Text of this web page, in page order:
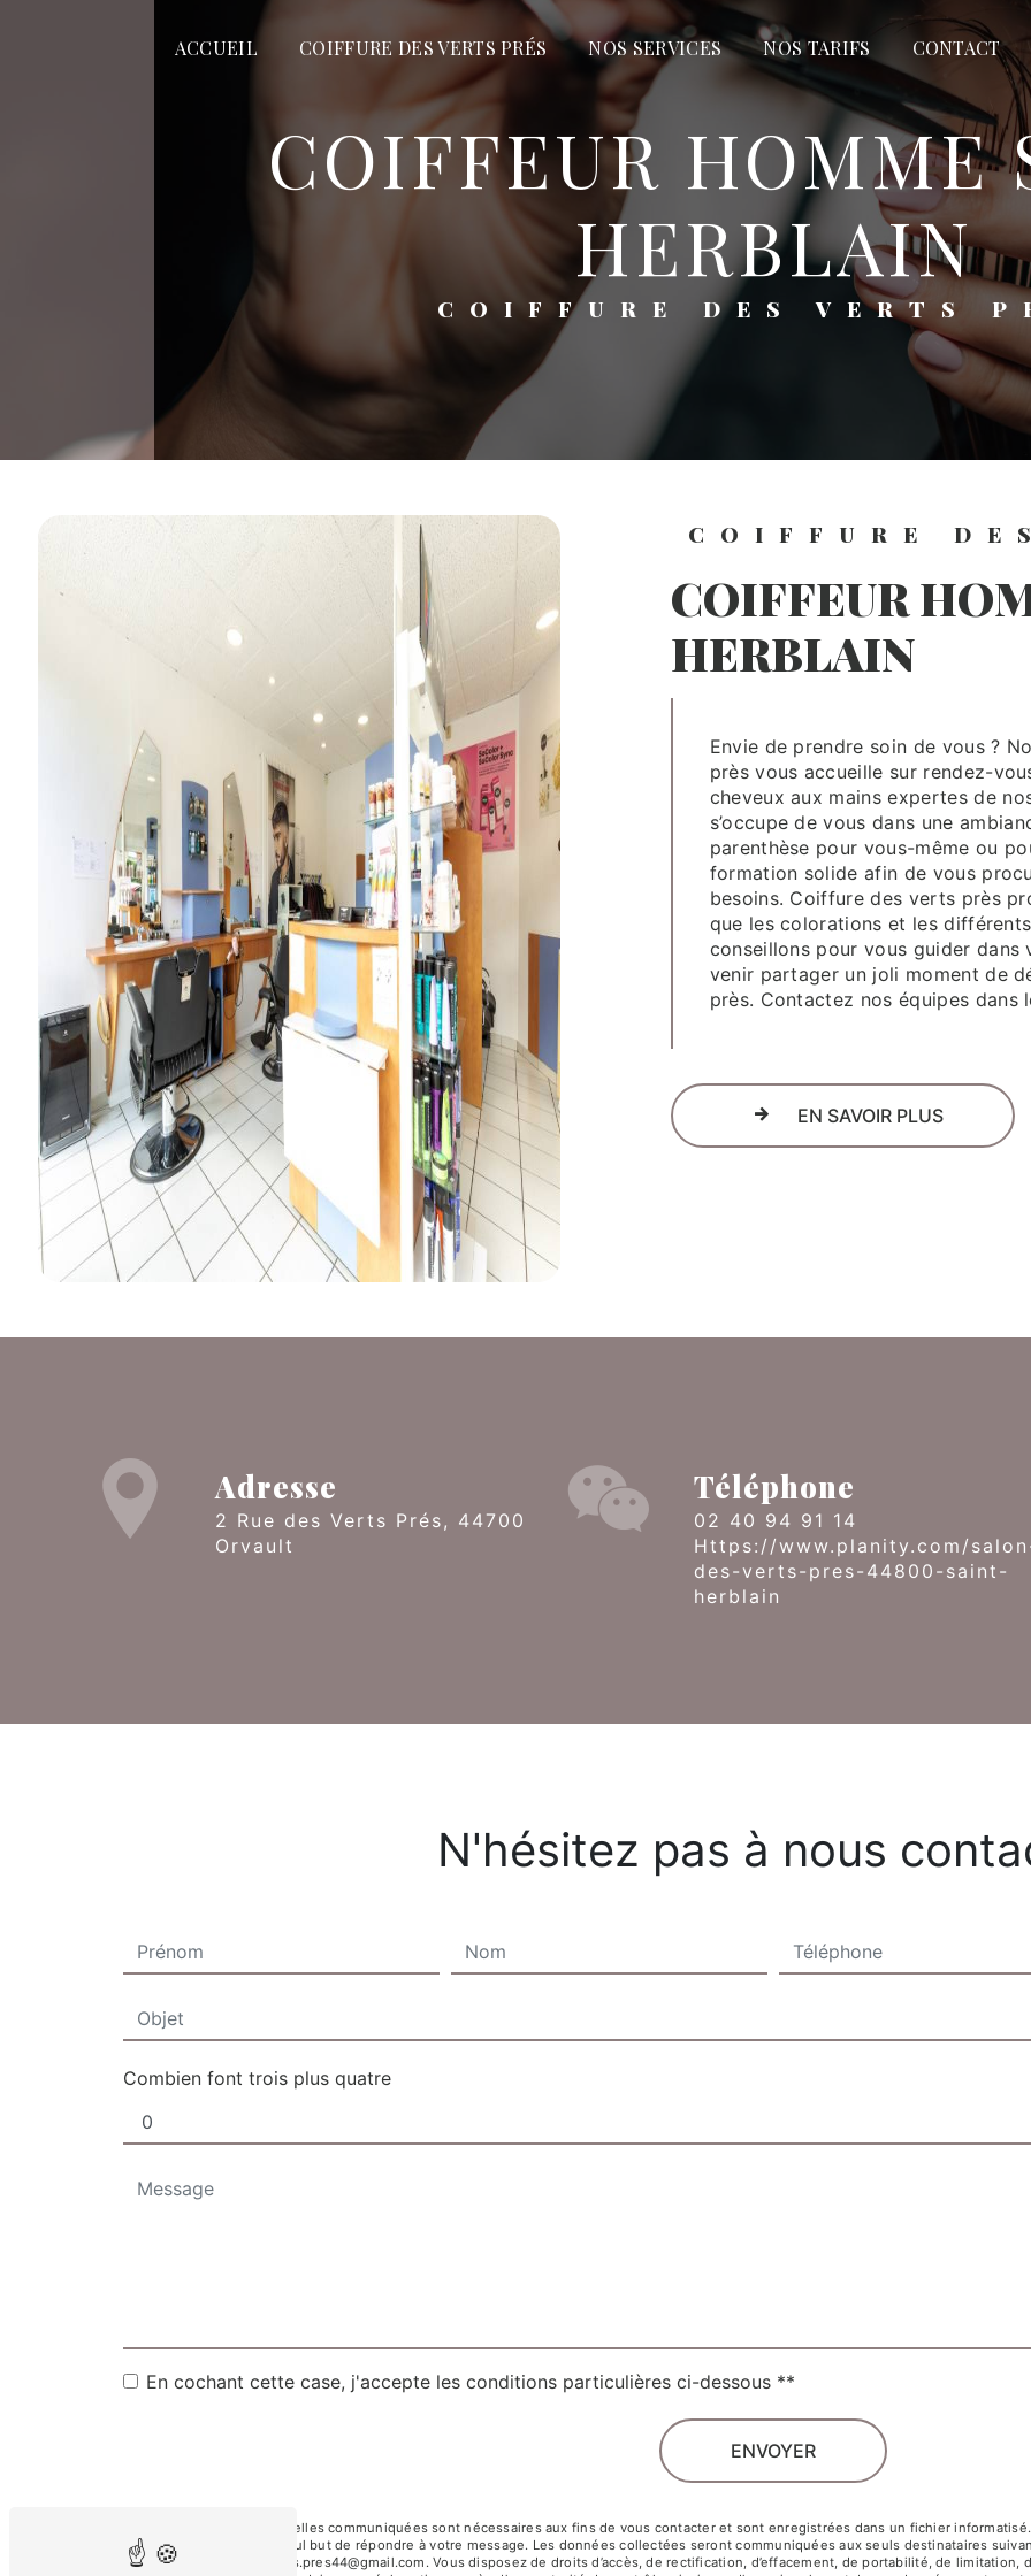
ACCUEIL COIFFURE DES VERTS PRÉS NOS SERVICES NOS TARIFS CONTACT
COIFFEUR HOMME SAINT-
HERBLAIN
COIFFURE DES VERTS
COIFFURE
COIFFEUR HOMME À SAINT-
HERBLAIN
Envie de prendre soin de vous ? Notre salon de coiffeur homme, Coiffure des verts
près vous accueille sur rendez-
cheveux aux mains expertes de
s’occupe de vous dans une
parenthèse pour vous-même ou
formation solide afin de vous
besoins. Coiffure des verts près
que les colorations et les
conseillons pour vous guider
venir partager un joli moment de
près. Contactez nos équipes dans
EN SAVOIR PLUS
Adresse
2 Rue des Verts Prés, 44700
Orvault
Téléphone
02 40 94 91 14
https://www.planity.com/salon-
des-verts-pres-44800-saint-
herblain
N'hésitez pas à nous
Combien font trois plus quatre
En cochant cette case, j'accepte les conditions particulières ci-dessous **
ENVOYER
** Les données personnelles communiquées sont nécessaires aux fins de vous contacter et sont enregistrées dans un fichier
sous-traitants dans le seul but de répondre à votre message. Les données collectées seront communiquées aux seuls destinataires
Orvault coiffure.des.verts.pres44@gmail.com. Vous disposez de droits d’accès, de rectification, d’effacement, de portabilité, de